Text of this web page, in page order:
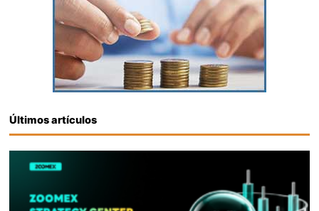
Últimos artículos